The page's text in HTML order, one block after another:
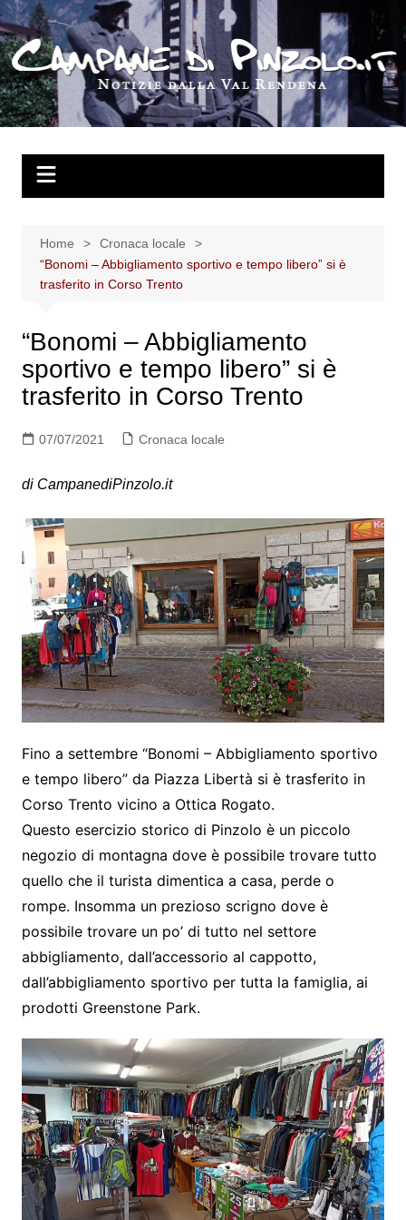
Salta
al
contenuto
Home
Cronaca locale
“Bonomi – Abbigliamento sportivo e tempo libero” si è
trasferito in Corso Trento
“Bonomi – Abbigliamento
sportivo e tempo libero” si è
trasferito in Corso Trento
07/07/2021 Cronaca locale
di CampanediPinzolo.it
Fino a settembre “Bonomi – Abbigliamento sportivo
e tempo libero” da Piazza Libertà si è trasferito in
Corso Trento vicino a Ottica Rogato.
Questo esercizio storico di Pinzolo è un piccolo
negozio di montagna dove è possibile trovare tutto
quello che il turista dimentica a casa, perde o
rompe. Insomma un prezioso scrigno dove è
possibile trovare un po’ di tutto nel settore
abbigliamento, dall’accessorio al cappotto,
dall’abbigliamento sportivo per tutta la famiglia, ai
prodotti Greenstone Park.